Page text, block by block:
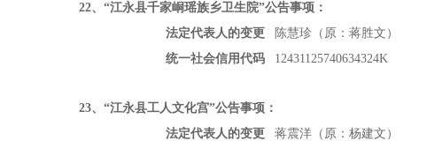
22、“江永县千家峒瑶族乡卫生院”公告事项：
法定代表人的变更
陈慧珍（原：蒋胜文）
统一社会信用代码
12431125740634324K
23、“江永县工人文化宫”公告事项：
法定代表人的变更
蒋震洋（原：杨建文）